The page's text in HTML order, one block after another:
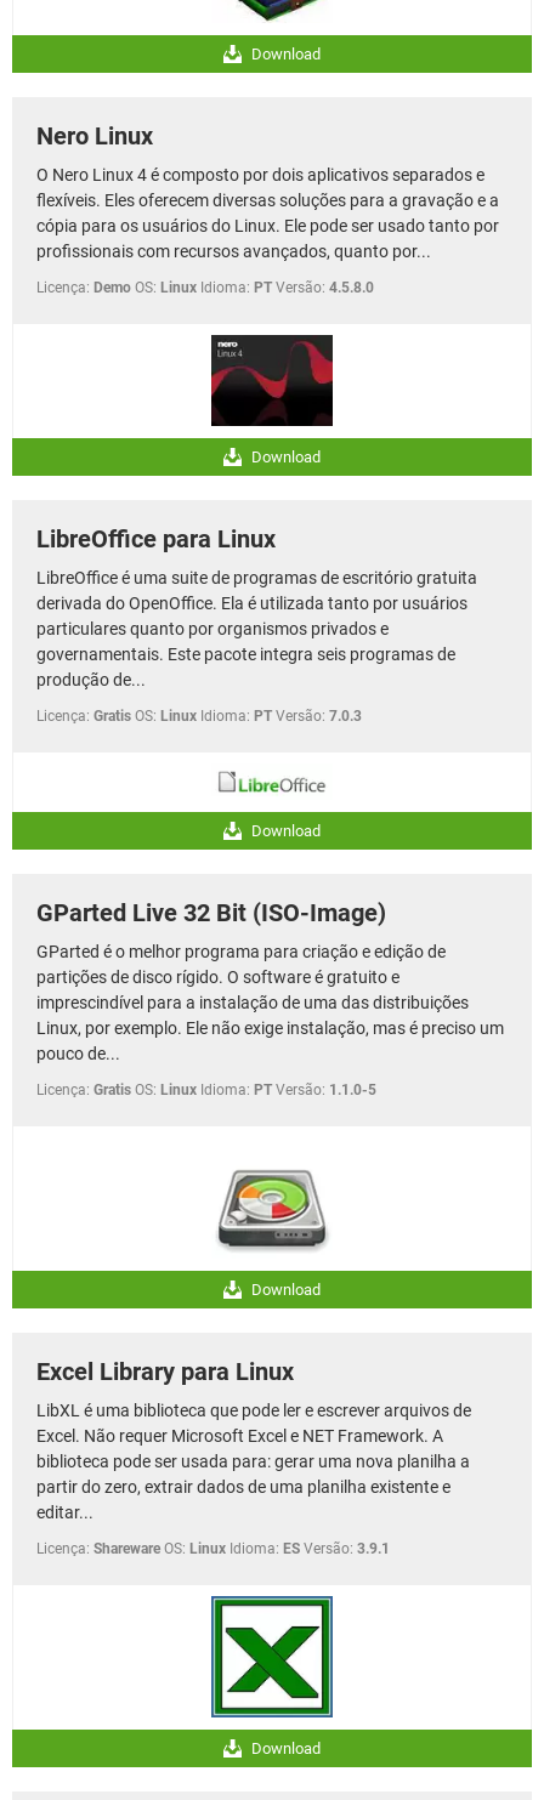
Download
Nero Linux
O Nero Linux 4 é composto por dois aplicativos separados e
flexíveis. Eles oferecem diversas soluções para a gravação e a
cópia para os usuários do Linux. Ele pode ser usado tanto por
profissionais com recursos avançados, quanto por...
Licença: Demo OS: Linux Idioma: PT Versão: 4.5.8.0
Download
LibreOffice para Linux
LibreOffice é uma suite de programas de escritório gratuita
derivada do OpenOffice. Ela é utilizada tanto por usuários
particulares quanto por organismos privados e
governamentais. Este pacote integra seis programas de
produção de...
Licença: Gratis OS: Linux Idioma: PT Versão: 7.0.3
Download
GParted Live 32 Bit (ISO-Image)
GParted é o melhor programa para criação e edição de
partições de disco rígido. O software é gratuito e
imprescindível para a instalação de uma das distribuições
Linux, por exemplo. Ele não exige instalação, mas é preciso um
pouco de...
Licença: Gratis OS: Linux Idioma: PT Versão: 1.1.0-5
Download
Excel Library para Linux
LibXL é uma biblioteca que pode ler e escrever arquivos de
Excel. Não requer Microsoft Excel e NET Framework. A
biblioteca pode ser usada para: gerar uma nova planilha a
partir do zero, extrair dados de uma planilha existente e
editar...
Licença: Shareware OS: Linux Idioma: ES Versão: 3.9.1
Download